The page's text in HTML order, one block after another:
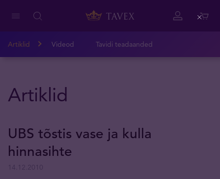
Artiklid Videod Tavidi teadaanded
Artiklid
UBS tõstis vase ja kulla
hinnasihte
Close